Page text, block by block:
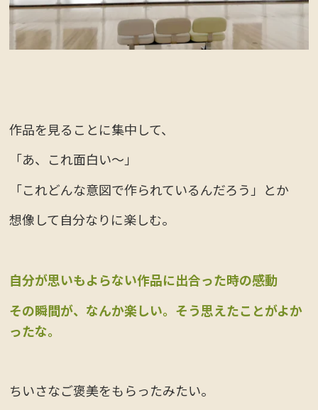
作品を見ることに集中して、
「あ、これ面白い～」
「これどんな意図で作られているんだろう」とか
想像して自分なりに楽しむ。
自分が思いもよらない作品に出合った時の感動
その瞬間が、なんか楽しい。そう思えたことがよか
ったな。
ちいさなご褒美をもらったみたい。